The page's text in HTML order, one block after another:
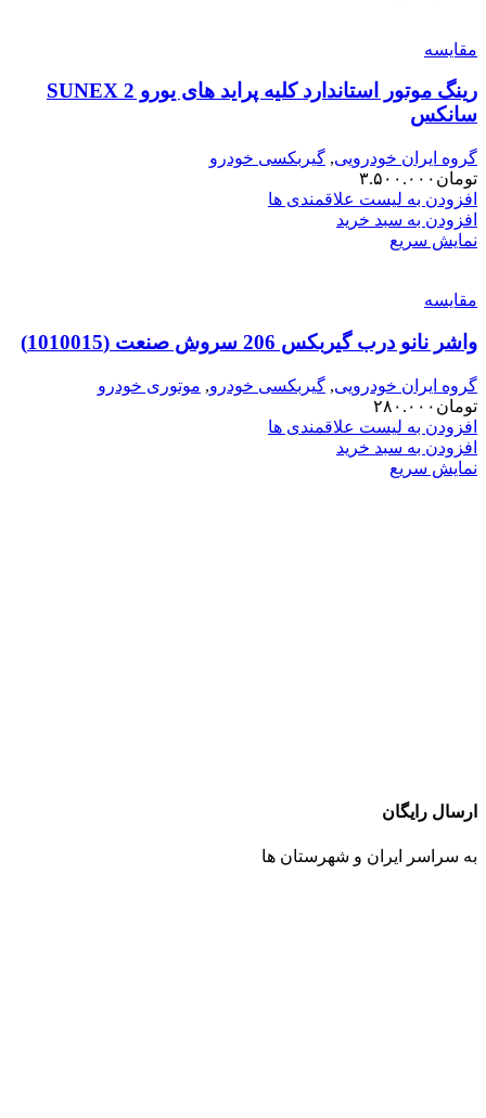
مقایسه
رینگ موتور استاندارد کلیه پراید های یورو 2 SUNEX
سانکس
گروه ایران خودرویی, گیربکسی خودرو
تومان ۳.۵۰۰.۰۰۰
افزودن به لیست علاقمندی ها
افزودن به سبد خرید
نمایش سریع
مقایسه
واشر نانو درب گیربکس 206 سروش صنعت (1010015)
گروه ایران خودرویی, گیربکسی خودرو, موتوری خودرو
تومان ۲۸۰.۰۰۰
افزودن به لیست علاقمندی ها
افزودن به سبد خرید
نمایش سریع
ارسال رایگان
به سراسر ایران و شهرستان ها